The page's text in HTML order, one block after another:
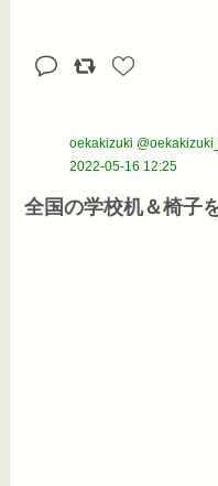
oekakizuki
2022-05-16 12:25
全国の学校机＆椅子